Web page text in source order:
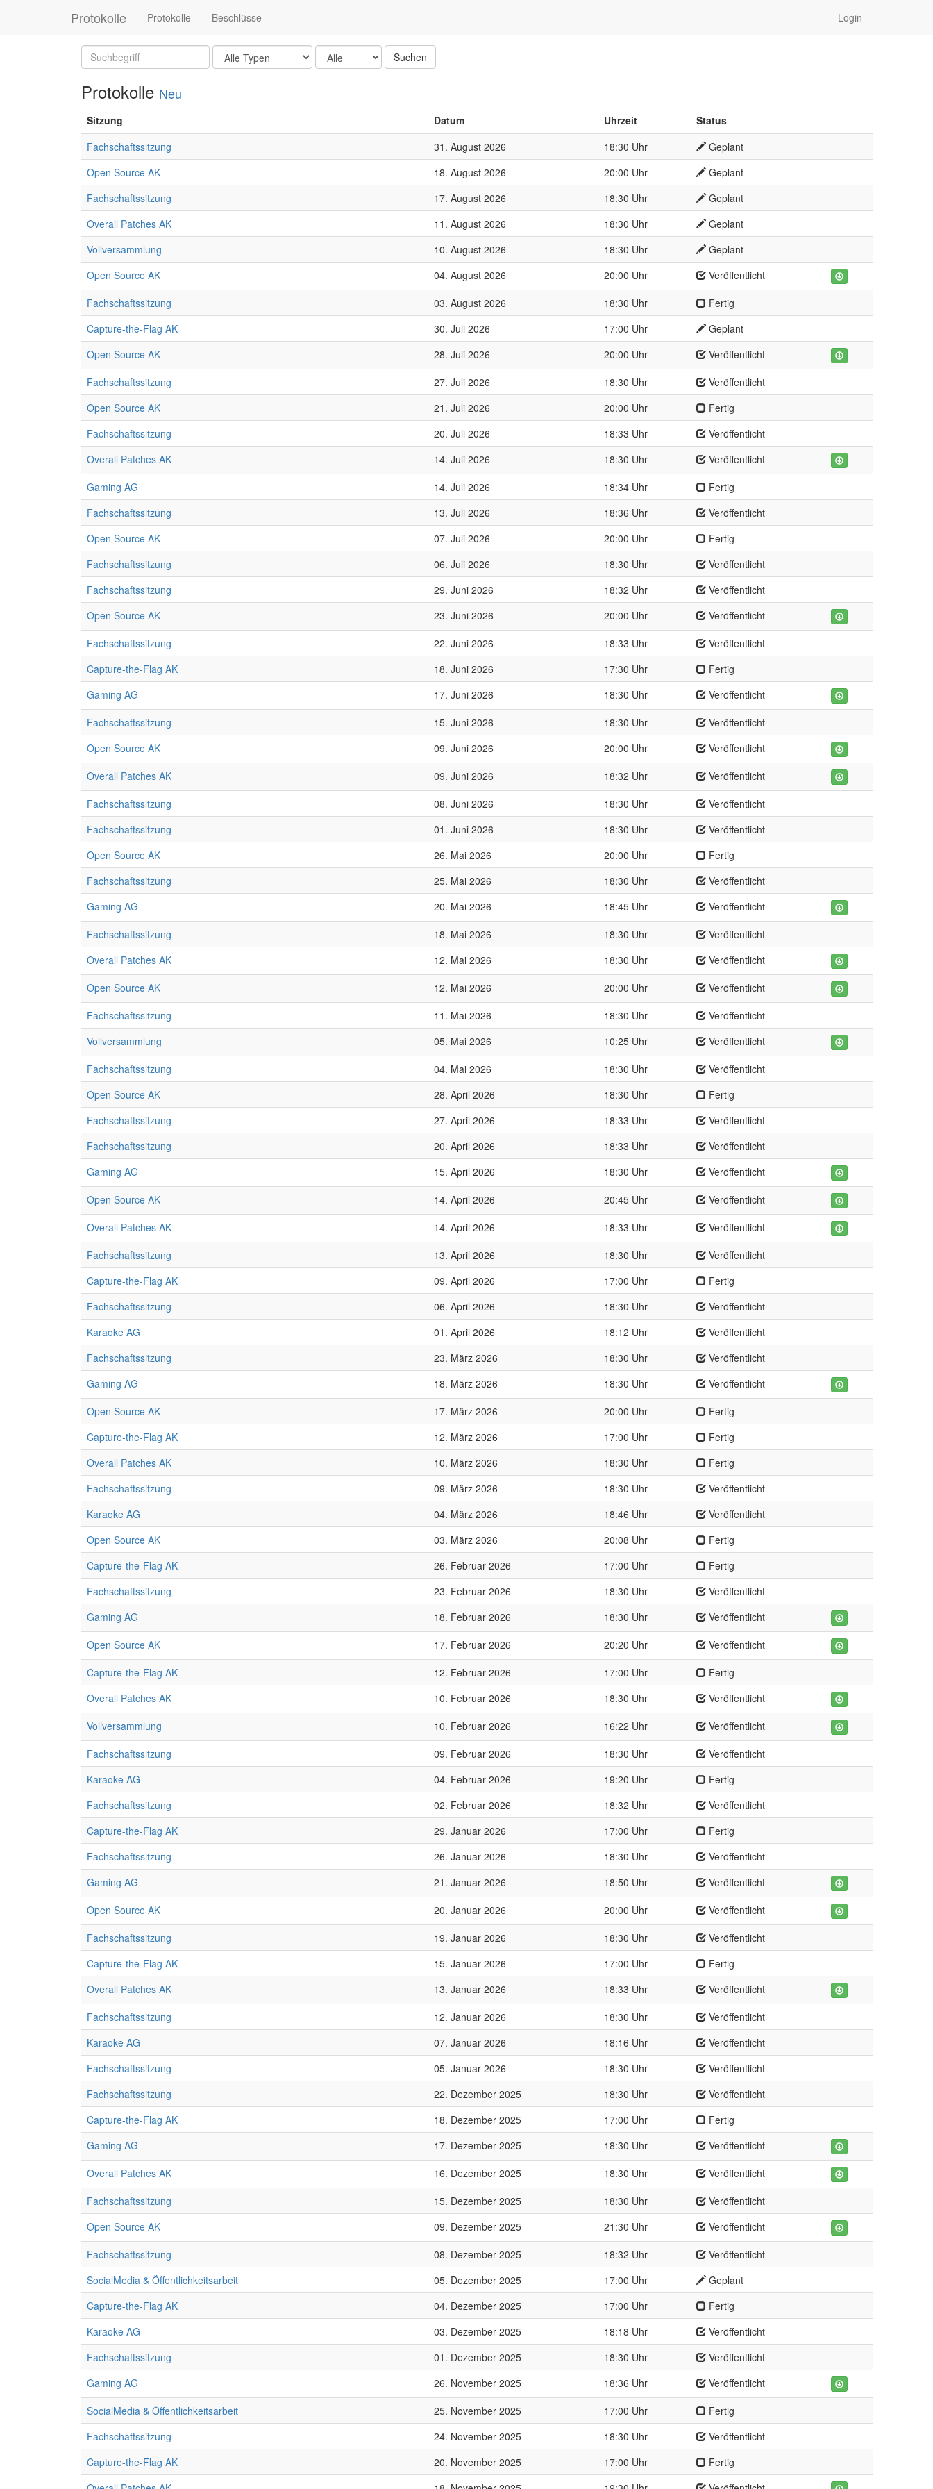
Protokolle Protokolle Beschlüsse Login
Suchen
Protokolle Neu
Sitzung Datum Uhrzeit
Status
Fachschaftssitzung
31. August 2026 18:30 Uhr
Geplant
Open Source AK
18. August 2026 20:00 Uhr
Geplant
Fachschaftssitzung
17. August 2026 18:30 Uhr
Geplant
Overall Patches AK
11. August 2026 18:30 Uhr
Geplant
Vollversammlung
10. August 2026 18:30 Uhr
Geplant
Open Source AK
04. August 2026 20:00 Uhr
Veröffentlicht
Fachschaftssitzung
03. August 2026 18:30 Uhr
Fertig
Capture-the-Flag AK
30. Juli 2026 17:00 Uhr
Geplant
Open Source AK
28. Juli 2026 20:00 Uhr
Veröffentlicht
Fachschaftssitzung
27. Juli 2026 18:30 Uhr
Veröffentlicht
Open Source AK
21. Juli 2026 20:00 Uhr
Fertig
Fachschaftssitzung
20. Juli 2026 18:33 Uhr
Veröffentlicht
Overall Patches AK
14. Juli 2026 18:30 Uhr
Veröffentlicht
Gaming AG
14. Juli 2026 18:34 Uhr
Fertig
Fachschaftssitzung
13. Juli 2026 18:36 Uhr
Veröffentlicht
Open Source AK
07. Juli 2026 20:00 Uhr
Fertig
Fachschaftssitzung
06. Juli 2026 18:30 Uhr
Veröffentlicht
Fachschaftssitzung
29. Juni 2026 18:32 Uhr
Veröffentlicht
Open Source AK
23. Juni 2026 20:00 Uhr
Veröffentlicht
Fachschaftssitzung
22. Juni 2026 18:33 Uhr
Veröffentlicht
Capture-the-Flag AK
18. Juni 2026 17:30 Uhr
Fertig
Gaming AG
17. Juni 2026 18:30 Uhr
Veröffentlicht
Fachschaftssitzung
15. Juni 2026 18:30 Uhr
Veröffentlicht
Open Source AK
09. Juni 2026 20:00 Uhr
Veröffentlicht
Overall Patches AK
09. Juni 2026 18:32 Uhr
Veröffentlicht
Fachschaftssitzung
08. Juni 2026 18:30 Uhr
Veröffentlicht
Fachschaftssitzung
01. Juni 2026 18:30 Uhr
Veröffentlicht
Open Source AK
26. Mai 2026 20:00 Uhr
Fertig
Fachschaftssitzung
25. Mai 2026 18:30 Uhr
Veröffentlicht
Gaming AG
20. Mai 2026 18:45 Uhr
Veröffentlicht
Fachschaftssitzung
18. Mai 2026 18:30 Uhr
Veröffentlicht
Overall Patches AK
12. Mai 2026 18:30 Uhr
Veröffentlicht
Open Source AK
12. Mai 2026 20:00 Uhr
Veröffentlicht
Fachschaftssitzung
11. Mai 2026 18:30 Uhr
Veröffentlicht
Vollversammlung
05. Mai 2026 10:25 Uhr
Veröffentlicht
Fachschaftssitzung
04. Mai 2026 18:30 Uhr
Veröffentlicht
Open Source AK
28. April 2026 18:30 Uhr
Fertig
Fachschaftssitzung
27. April 2026 18:33 Uhr
Veröffentlicht
Fachschaftssitzung
20. April 2026 18:33 Uhr
Veröffentlicht
Gaming AG
15. April 2026 18:30 Uhr
Veröffentlicht
Open Source AK
14. April 2026 20:45 Uhr
Veröffentlicht
Overall Patches AK
14. April 2026 18:33 Uhr
Veröffentlicht
Fachschaftssitzung
13. April 2026 18:30 Uhr
Veröffentlicht
Capture-the-Flag AK
09. April 2026 17:00 Uhr
Fertig
Fachschaftssitzung
06. April 2026 18:30 Uhr
Veröffentlicht
Karaoke AG
01. April 2026 18:12 Uhr
Veröffentlicht
Fachschaftssitzung
23. März 2026 18:30 Uhr
Veröffentlicht
Gaming AG
18. März 2026 18:30 Uhr
Veröffentlicht
Open Source AK
17. März 2026 20:00 Uhr
Fertig
Capture-the-Flag AK
12. März 2026 17:00 Uhr
Fertig
Overall Patches AK
10. März 2026 18:30 Uhr
Fertig
Fachschaftssitzung
09. März 2026 18:30 Uhr
Veröffentlicht
Karaoke AG
04. März 2026 18:46 Uhr
Veröffentlicht
Open Source AK
03. März 2026 20:08 Uhr
Fertig
Capture-the-Flag AK
26. Februar 2026 17:00 Uhr
Fertig
Fachschaftssitzung
23. Februar 2026 18:30 Uhr
Veröffentlicht
Gaming AG
18. Februar 2026 18:30 Uhr
Veröffentlicht
Open Source AK
17. Februar 2026 20:20 Uhr
Veröffentlicht
Capture-the-Flag AK
12. Februar 2026 17:00 Uhr
Fertig
Overall Patches AK
10. Februar 2026 18:30 Uhr
Veröffentlicht
Vollversammlung
10. Februar 2026 16:22 Uhr
Veröffentlicht
Fachschaftssitzung
09. Februar 2026 18:30 Uhr
Veröffentlicht
Karaoke AG
04. Februar 2026 19:20 Uhr
Fertig
Fachschaftssitzung
02. Februar 2026 18:32 Uhr
Veröffentlicht
Capture-the-Flag AK
29. Januar 2026 17:00 Uhr
Fertig
Fachschaftssitzung
26. Januar 2026 18:30 Uhr
Veröffentlicht
Gaming AG
21. Januar 2026 18:50 Uhr
Veröffentlicht
Open Source AK
20. Januar 2026 20:00 Uhr
Veröffentlicht
Fachschaftssitzung
19. Januar 2026 18:30 Uhr
Veröffentlicht
Capture-the-Flag AK
15. Januar 2026 17:00 Uhr
Fertig
Overall Patches AK
13. Januar 2026 18:33 Uhr
Veröffentlicht
Fachschaftssitzung
12. Januar 2026 18:30 Uhr
Veröffentlicht
Karaoke AG
07. Januar 2026 18:16 Uhr
Veröffentlicht
Fachschaftssitzung
05. Januar 2026 18:30 Uhr
Veröffentlicht
Fachschaftssitzung
22. Dezember 2025 18:30 Uhr
Veröffentlicht
Capture-the-Flag AK
18. Dezember 2025 17:00 Uhr
Fertig
Gaming AG
17. Dezember 2025 18:30 Uhr
Veröffentlicht
Overall Patches AK
16. Dezember 2025 18:30 Uhr
Veröffentlicht
Fachschaftssitzung
15. Dezember 2025 18:30 Uhr
Veröffentlicht
Open Source AK
09. Dezember 2025 21:30 Uhr
Veröffentlicht
Fachschaftssitzung
08. Dezember 2025 18:32 Uhr
Veröffentlicht
SocialMedia & Öffentlichkeitsarbeit
05. Dezember 2025 17:00 Uhr
Geplant
Capture-the-Flag AK
04. Dezember 2025 17:00 Uhr
Fertig
Karaoke AG
03. Dezember 2025 18:18 Uhr
Veröffentlicht
Fachschaftssitzung
01. Dezember 2025 18:30 Uhr
Veröffentlicht
Gaming AG
26. November 2025 18:36 Uhr
Veröffentlicht
SocialMedia & Öffentlichkeitsarbeit
25. November 2025 17:00 Uhr
Fertig
Fachschaftssitzung
24. November 2025 18:30 Uhr
Veröffentlicht
Capture-the-Flag AK
20. November 2025 17:00 Uhr
Fertig